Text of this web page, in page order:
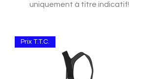
uniquement à titre indicatif!​
Prix T.T.C.